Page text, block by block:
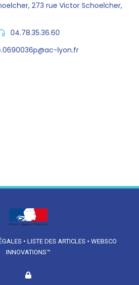
273 rue Victor Schoelcher,
04.78.35.36.60
lyon.fr
• LISTE DES ARTICLES • WEBSCO
INNOVATIONS™